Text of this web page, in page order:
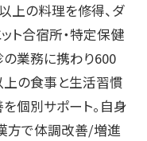
上の料理を修得、ダ
ト合宿所・特定保健
業務に携わり600
上の食事と生活習慣
個別サポート。自身
方で体調改善/増進